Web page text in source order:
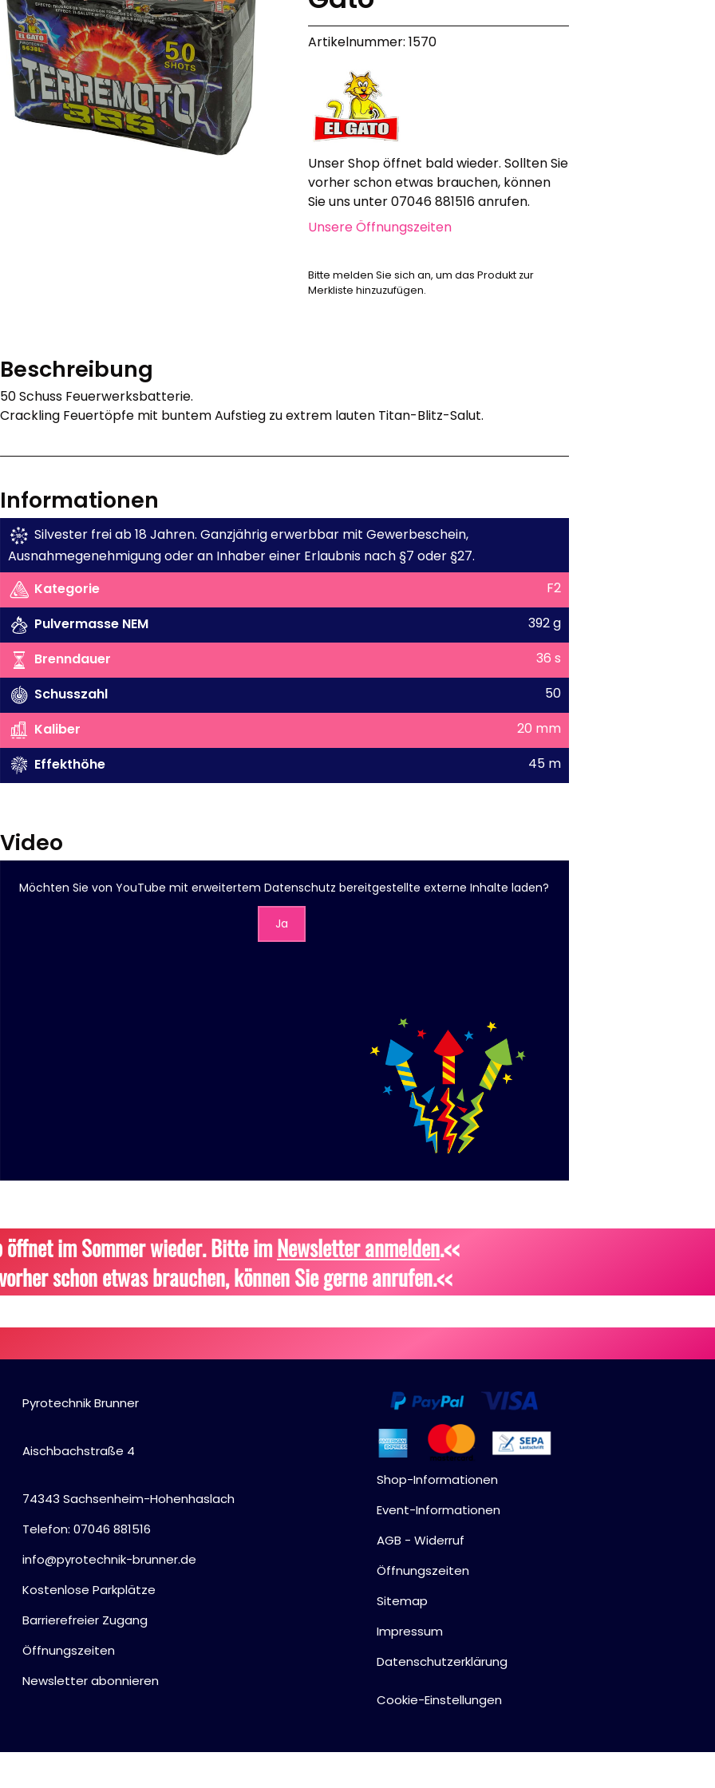
Hochzeit, Geburtstag, Party
Alle anzeigen
Feuerschriften
Indoor-Fontänen
Herz- und Konfetti-Shooter
Wunderkerzen, Fackeln
Werbeartikel
Alle anzeigen
Geschenkgutscheine
Artikelnummer: 1570
Unser Shop öffnet bald wieder. Sollten Sie
vorher schon etwas brauchen, können
Sie uns unter 07046 881516 anrufen.
Unsere Öffnungszeiten
Bitte melden Sie sich an, um das Produkt zur
Merkliste hinzuzufügen.
Beschreibung
50 Schuss Feuerwerksbatterie.
Crackling Feuertöpfe mit buntem Aufstieg zu extrem lauten Titan-Blitz-Salut.
Informationen
Silvester frei ab 18 Jahren. Ganzjährig erwerbbar mit Gewerbeschein,
Ausnahmegenehmigung oder an Inhaber einer Erlaubnis nach §7 oder §27.
Kategorie
F2
Pulvermasse NEM
392 g
Brenndauer
36 s
Schusszahl
50
Kaliber
20 mm
Effekthöhe
45 m
Video
Möchten Sie vonYouTube mit erweitertem Datenschutz bereitgestellte externe Inhalte laden?
Ja
öffnet im Sommer wieder. Bitte imNewsletter anmelden.<<
schon etwas brauchen, können Sie gerne anrufen.<<
Pyrotechnik Brunner
Aischbachstraße 4
74343 Sachsenheim-Hohenhaslach
Telefon: 07046 881516
info@pyrotechnik-brunner.de
Kostenlose Parkplätze
Barrierefreier Zugang
Öffnungszeiten
Newsletter abonnieren
Shop-Informationen
Event-Informationen
AGB - Widerruf
Öffnungszeiten
Sitemap
Impressum
Datenschutzerklärung
Cookie-Einstellungen